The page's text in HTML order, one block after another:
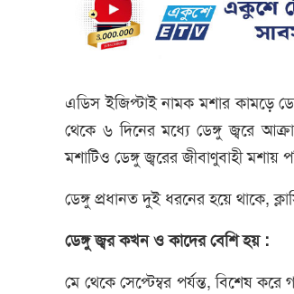
এডিস ইজিপ্টাই নামক মশার কামড়ে
থেকে ৬ দিনের মধ্যে ডেঙ্গু জ্বরে
মশাটিও ডেঙ্গু জ্বরের জীবাণুবাহী
ডেঙ্গু প্রধানত দুই ধরনের হয়ে থাকে,
ডেঙ্গু জ্বর কখন ও কাদের বেশি হয় :
মে থেকে সেপ্টেম্বর পর্যন্ত, বিশেষ